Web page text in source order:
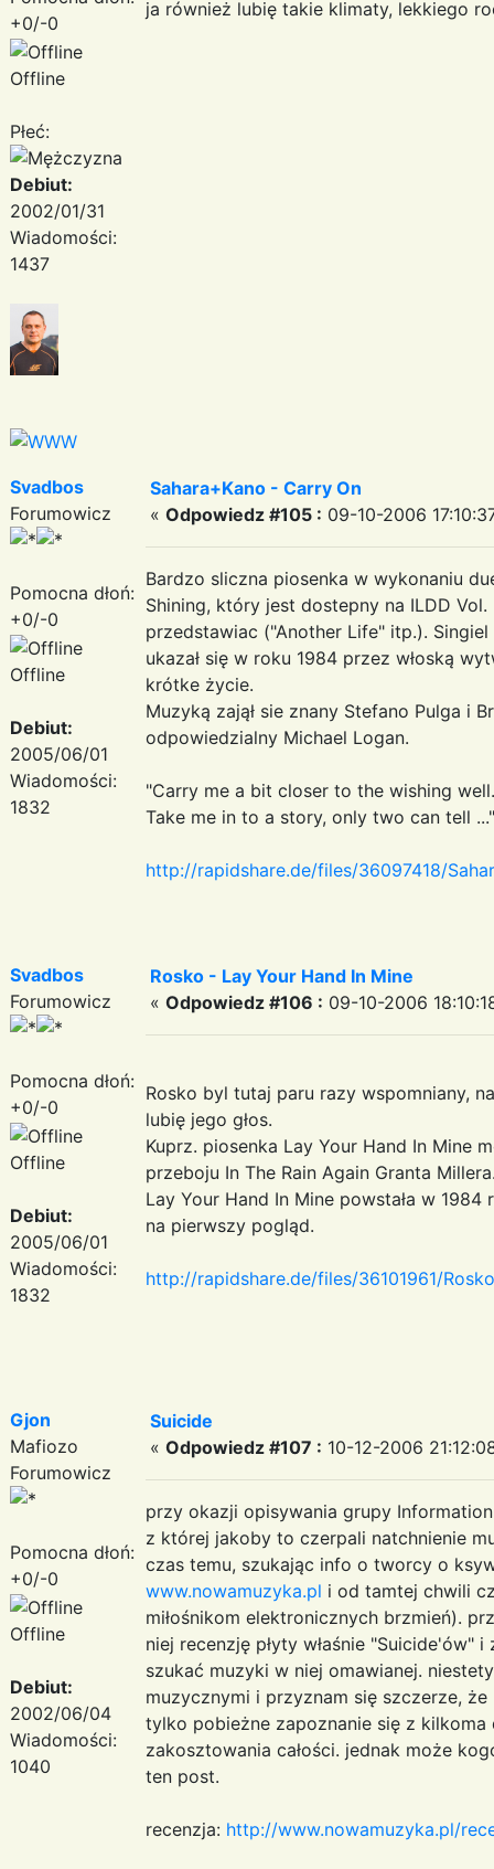
+0/-0
Offline
Płeć:
Debiut:
2002/01/31
Wiadomości:
1437
ja również lubię takie klimaty, lekkiego
Svadbos
Forumowicz
Pomocna dłoń:
+0/-0
Offline
Debiut:
2005/06/01
Wiadomości:
1832
Sahara+Kano - Carry On
« Odpowiedz #105 : 09-10-2006
Bardzo sliczna piosenka w wykonaniu
Shining, który jest dostepny na ILDD
przedstawiac ("Another Life" itp.). Singiel
ukazał się w roku 1984 przez włoską
krótke życie.
Muzyką zajął sie znany Stefano Pulga i
odpowiedzialny Michael Logan.
"Carry me a bit closer to the wishing well.
Take me in to a story, only two can tell ..."
http://rapidshare.de/files/36097418/
Svadbos
Forumowicz
Pomocna dłoń:
+0/-0
Offline
Debiut:
2005/06/01
Wiadomości:
1832
Rosko - Lay Your Hand In Mine
« Odpowiedz #106 : 09-10-2006
Rosko byl tutaj paru razy wspomniany,
lubię jego głos.
Kuprz. piosenka Lay Your Hand In Mine
przeboju In The Rain Again Granta
Lay Your Hand In Mine powstała w
na pierwszy pogląd.
http://rapidshare.de/files/36101961/
Gjon
Mafiozo
Forumowicz
Pomocna dłoń:
+0/-0
Offline
Debiut:
2002/06/04
Wiadomości:
1040
Suicide
« Odpowiedz #107 : 10-12-2006
przy okazji opisywania grupy
z której jakoby to czerpali natchnienie
czas temu, szukając info o tworcy o
www.nowamuzyka.pl i od tamtej chwili
miłośnikom elektronicznych brzmień).
niej recenzję płyty właśnie "Suicide'ów"
szukać muzyki w niej omawianej.
muzycznymi i przyznam się szczerze,
tylko pobieżne zapoznanie się z
zakosztowania całości. jednak może
ten post.
recenzja: http://www.nowamuzyka.pl/